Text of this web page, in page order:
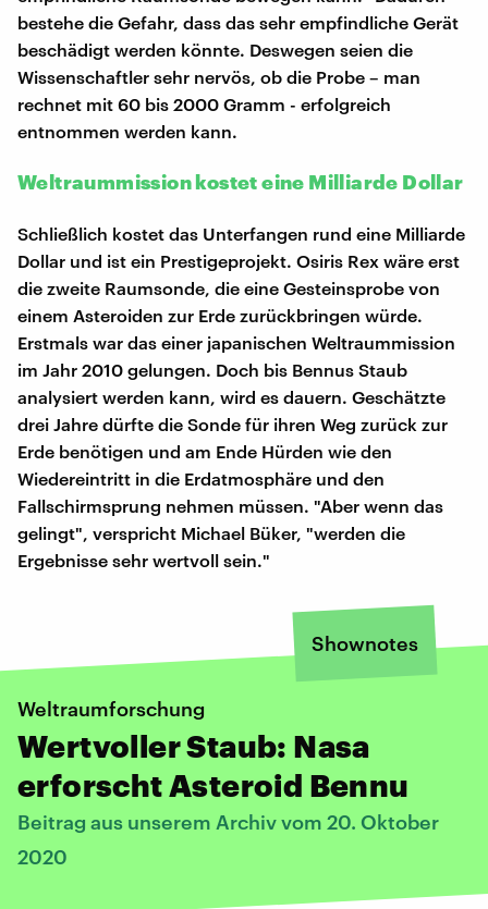
bestehe die Gefahr, dass das sehr empfindliche Gerät
beschädigt werden könnte. Deswegen seien die
Wissenschaftler sehr nervös, ob die Probe – man
rechnet mit 60 bis 2000 Gramm - erfolgreich
entnommen werden kann.
Weltraummission kostet eine Milliarde Dollar
Schließlich kostet das Unterfangen rund eine Milliarde
Dollar und ist ein Prestigeprojekt. Osiris Rex wäre erst
die zweite Raumsonde, die eine Gesteinsprobe von
einem Asteroiden zur Erde zurückbringen würde.
Erstmals war das einer japanischen Weltraummission
im Jahr 2010 gelungen. Doch bis Bennus Staub
analysiert werden kann, wird es dauern. Geschätzte
drei Jahre dürfte die Sonde für ihren Weg zurück zur
Erde benötigen und am Ende Hürden wie den
Wiedereintritt in die Erdatmosphäre und den
Fallschirmsprung nehmen müssen. "Aber wenn das
gelingt", verspricht Michael Büker, "werden die
Ergebnisse sehr wertvoll sein."
Shownotes
Weltraumforschung
Wertvoller Staub: Nasa
erforscht Asteroid Bennu
Beitrag aus unserem Archiv vom 20. Oktober
2020